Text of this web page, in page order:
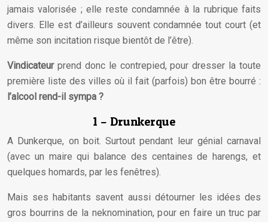
jamais valorisée ; elle reste condamnée à la rubrique faits
divers. Elle est d’ailleurs souvent condamnée tout court (et
même son incitation risque bientôt de l’être).
Vindicateur prend donc le contrepied, pour dresser la toute
première liste des villes où il fait (parfois) bon être bourré :
l’alcool rend-il sympa ?
1 – Drunkerque
A Dunkerque, on boit. Surtout pendant leur génial carnaval
(avec un maire qui balance des centaines de harengs, et
quelques homards, par les fenêtres).
Mais ses habitants savent aussi détourner les idées des
gros bourrins de la neknomination, pour en faire un truc par